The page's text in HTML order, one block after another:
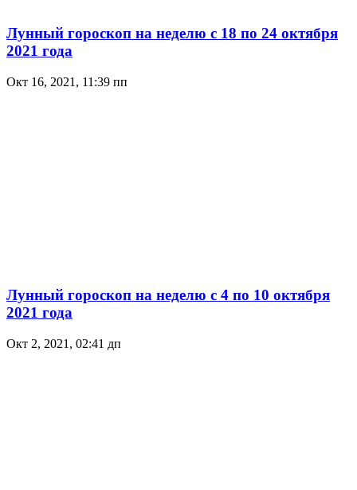
Лунный гороскоп на неделю с 18 по 24 октября
2021 года
Окт 16, 2021, 11:39 пп
Лунный гороскоп на неделю с 4 по 10 октября
2021 года
Окт 2, 2021, 02:41 дп